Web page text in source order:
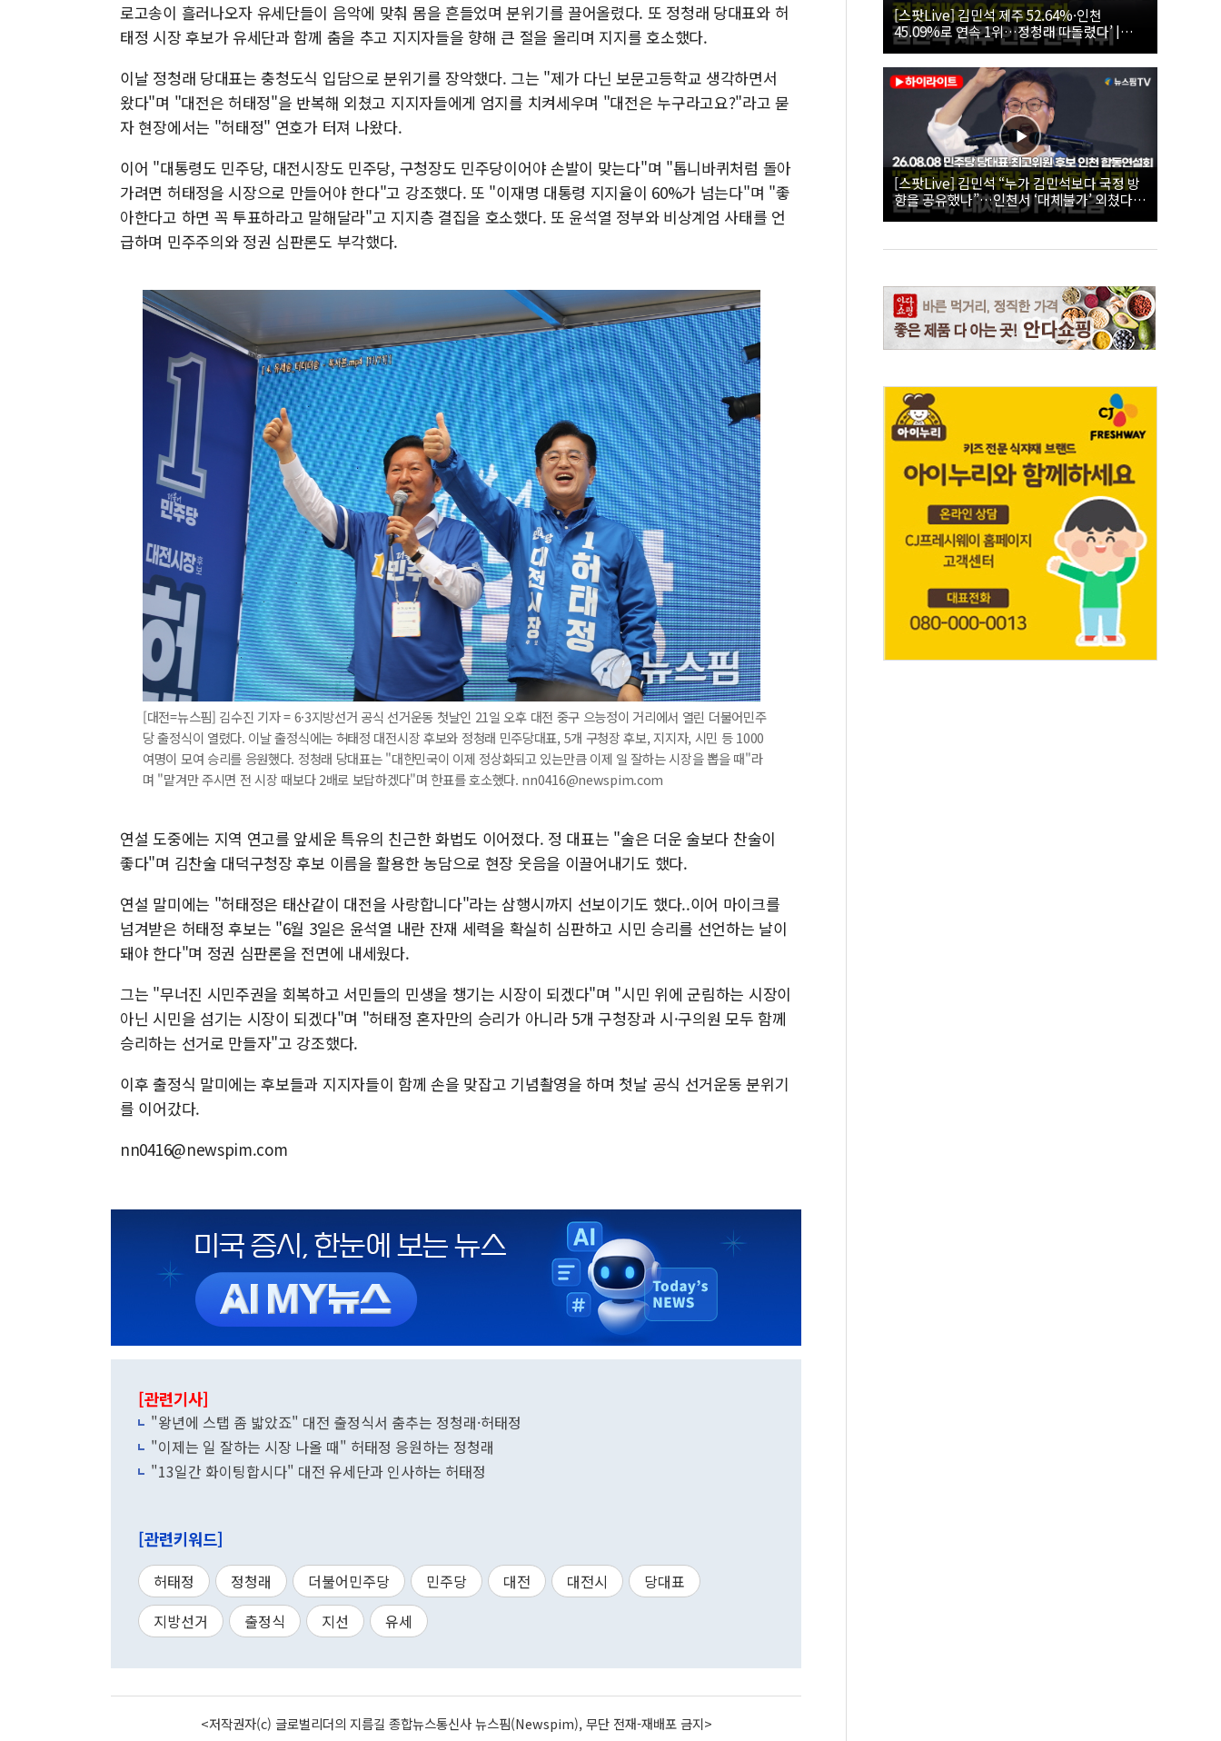
로고송이 흘러나오자 유세단들이 음악에 맞춰 몸을 흔들었며 분위기를 끌어올렸다. 또 정청래 당대표와 허
태정 시장 후보가 유세단과 함께 춤을 추고 지지자들을 향해 큰 절을 올리며 지지를 호소했다.
이날 정청래 당대표는 충청도식 입담으로 분위기를 장악했다. 그는 "제가 다닌 보문고등학교 생각하면서
왔다"며 "대전은 허태정"을 반복해 외쳤고 지지자들에게 엄지를 치켜세우며 "대전은 누구라고요?"라고 묻
자 현장에서는 "허태정" 연호가 터져 나왔다.
이어 "대통령도 민주당, 대전시장도 민주당, 구청장도 민주당이어야 손발이 맞는다"며 "톱니바퀴처럼 돌아
가려면 허태정을 시장으로 만들어야 한다"고 강조했다. 또 "이재명 대통령 지지율이 60%가 넘는다"며 "좋
아한다고 하면 꼭 투표하라고 말해달라"고 지지층 결집을 호소했다. 또 윤석열 정부와 비상계엄 사태를 언
급하며 민주주의와 정권 심판론도 부각했다.
[대전=뉴스핌] 김수진 기자 = 6·3지방선거 공식 선거운동 첫날인 21일 오후 대전 중구 으능정이 거리에서 열린 더불어민주
당 출정식이 열렸다. 이날 출정식에는 허태정 대전시장 후보와 정청래 민주당대표, 5개 구청장 후보, 지지자, 시민 등 1000
여명이 모여 승리를 응원했다. 정청래 당대표는 "대한민국이 이제 정상화되고 있는만큼 이제 일 잘하는 시장을 뽑을 때"라
며 "맡겨만 주시면 전 시장 때보다 2배로 보답하겠다"며 한표를 호소했다. nn0416@newspim.com
연설 도중에는 지역 연고를 앞세운 특유의 친근한 화법도 이어졌다. 정 대표는 "술은 더운 술보다 찬술이
좋다"며 김찬술 대덕구청장 후보 이름을 활용한 농담으로 현장 웃음을 이끌어내기도 했다.
연설 말미에는 "허태정은 태산같이 대전을 사랑합니다"라는 삼행시까지 선보이기도 했다..이어 마이크를
넘겨받은 허태정 후보는 "6월 3일은 윤석열 내란 잔재 세력을 확실히 심판하고 시민 승리를 선언하는 날이
돼야 한다"며 정권 심판론을 전면에 내세웠다.
그는 "무너진 시민주권을 회복하고 서민들의 민생을 챙기는 시장이 되겠다"며 "시민 위에 군림하는 시장이
아닌 시민을 섬기는 시장이 되겠다"며 "허태정 혼자만의 승리가 아니라 5개 구청장과 시·구의원 모두 함께
승리하는 선거로 만들자"고 강조했다.
이후 출정식 말미에는 후보들과 지지자들이 함께 손을 맞잡고 기념촬영을 하며 첫날 공식 선거운동 분위기
를 이어갔다.
nn0416@newspim.com
[관련기사]
"왕년에 스탭 좀 밟았죠" 대전 출정식서 춤추는 정청래·허태정
"이제는 일 잘하는 시장 나올 때" 허태정 응원하는 정청래
"13일간 화이팅합시다" 대전 유세단과 인사하는 허태정
[관련키워드]
허태정 정청래 더불어민주당 민주당 대전 대전시
당대표
지방선거
출정식 지선 유세
<저작권자(c) 글로벌리더의 지름길 종합뉴스통신사 뉴스핌(Newspim), 무단 전재-재배포 금지>
[스팟Live] 김민석 제주 52.64%·인천
45.09%로 연속 1위…정청래 따돌렸다’ |
26.08.08 더불어민주당 당대표·최고위원 후
보 인천 합동연설회
[스팟Live] 김민석 “누가 김민석보다 국정 방
향을 공유했나”…인천서 ‘대체불가’ 외쳤다 |
26.08.08 더불어민주당 당대표·최고위원 후